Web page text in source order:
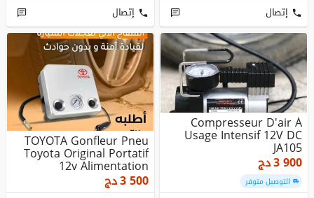
إتصال إتصال
Compresseur D'air À
Usage Intensif 12V DC
JA105
3 900دج
التوصيل متوفر
TOYOTA Gonfleur Pneu
Toyota Original Portatif
12v Alimentation
Allume...
3 500دج